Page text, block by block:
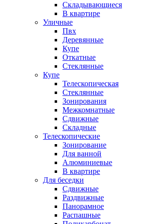
Складывающиеся
В квартире
Уличные
Пвх
Деревянные
Купе
Откатные
Стеклянные
Купе
Телескопическая
Стеклянные
Зонирования
Межкомнатные
Сдвижные
Складные
Телескопические
Зонирование
Для ванной
Алюминиевые
В квартире
Для беседки
Сдвижные
Раздвижные
Панорамное
Распашные